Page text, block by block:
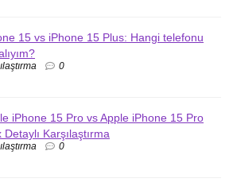
15 vs iPhone 15 Plus: Hangi telefonu
0
iPhone 15 Pro vs Apple iPhone 15 Pro
Detaylı Karşılaştırma
0